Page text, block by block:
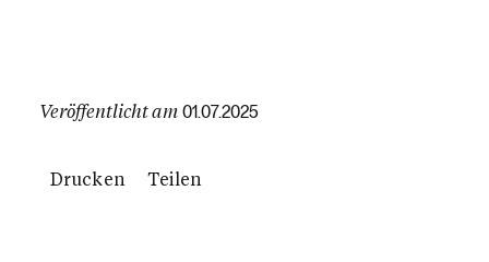
Veröffentlicht am 01.07.2025
Drucken Teilen